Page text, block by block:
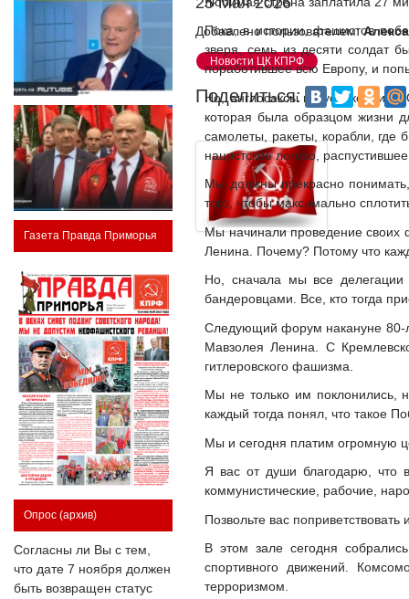
Газета Правда Приморья
Опрос (архив)
Согласны ли Вы с тем,
что дате 7 ноября должен
быть возвращен статус
Пока, в истории, фашистов
зверя, семь из десяти солдат
поработившее всю Европу, и
Но, англосаксы не
которая была образцом жизни
самолеты, ракеты, корабли, где
нацистское логово,
Мы должны прекрасно
того, чтобы максимально
Мы начинали проведение своих
Ленина. Почему? Потому что
Но, сначала мы все
бандеровцами. Все, кто тогда
Следующий форум накануне 80-
Мавзолея Ленина. С
гитлеровского фашизма.
Мы не только им поклонились,
каждый тогда понял, что такое
Мы и сегодня платим огромную
Я вас от души благодарю, что
коммунистические, рабочие,
Позвольте вас поприветствовать
В этом зале сегодня
спортивного движений.
терроризмом.
Добавлено пользователем:
Новости ЦК КПРФ
Поделиться: